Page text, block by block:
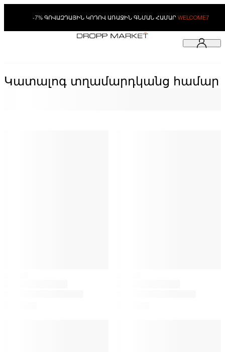
-7% ԳՈՎԱԶԴԱՅԻՆ ԿՈԴՈՎ ԱՌԱՋԻՆ ԳՆՄԱՆ ՀԱՄԱՐ WELCOME7
Կատալոգ տղամարդկանց համար